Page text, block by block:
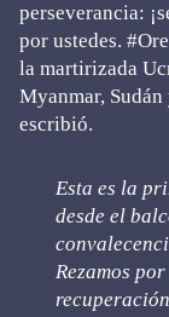
perseverancia:
por ustedes.
la martirizada
Myanmar,
escribió.
Esta es la
desde el
Rezamos